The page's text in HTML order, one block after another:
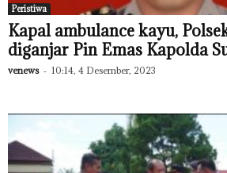
Peristiwa
Kapal ambulance kayu,
diganjar Pin Emas Kapolda
venews - 10:14, 4 Desember, 2023